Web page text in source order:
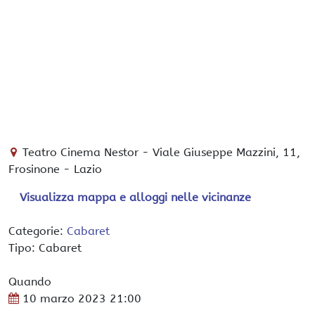
Teatro Cinema Nestor -Viale Giuseppe Mazzini, 11,
Frosinone - Lazio
Visualizza mappa e alloggi nelle vicinanze
Categorie: Cabaret
Tipo: Cabaret
Quando
10 marzo 2023 21:00